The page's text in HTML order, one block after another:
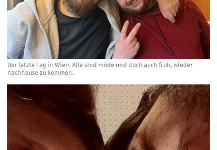
Der letzte Tag in Wien. Alle sind müde und doch auch froh, wieder
nachhause zu kommen.